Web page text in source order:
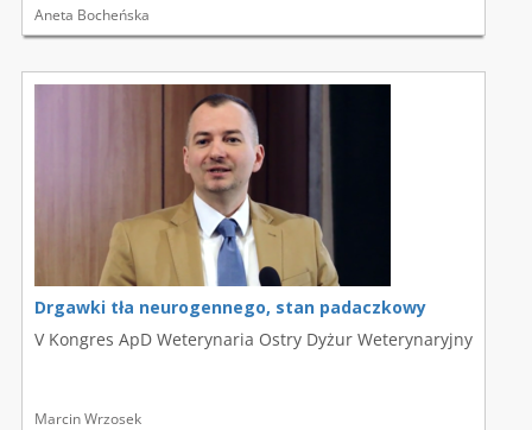
Aneta Bocheńska
Drgawki tła neurogennego, stan padaczkowy
V Kongres ApD Weterynaria Ostry Dyżur Weterynaryjny
Marcin Wrzosek